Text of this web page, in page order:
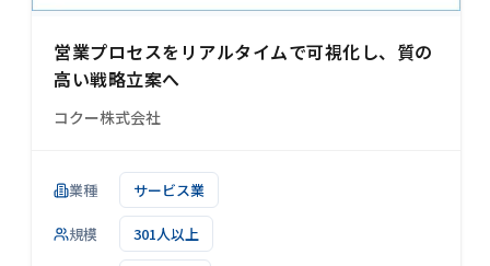
営業プロセスをリアルタイムで可視化し、質の
高い戦略立案へ
コクー株式会社
業種 サービス業
規模 301人以上